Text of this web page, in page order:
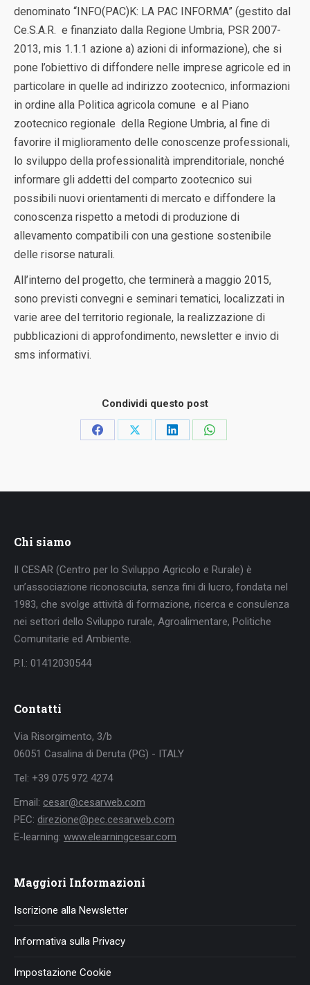
denominato “INFO(PAC)K: LA PAC INFORMA” (gestito dal
Ce.S.A.R. e finanziato dalla Regione Umbria, PSR 2007-
2013, mis 1.1.1 azione a) azioni di informazione), che si
pone l’obiettivo di diffondere nelle imprese agricole ed in
particolare in quelle ad indirizzo zootecnico, informazioni
in ordine alla Politica agricola comune e al Piano
zootecnico regionale della Regione Umbria, al fine di
favorire il miglioramento delle conoscenze professionali,
lo sviluppo della professionalità imprenditoriale, nonché
informare gli addetti del comparto zootecnico sui
possibili nuovi orientamenti di mercato e diffondere la
conoscenza rispetto a metodi di produzione di
allevamento compatibili con una gestione sostenibile
delle risorse naturali.
All’interno del progetto, che terminerà a maggio 2015,
sono previsti convegni e seminari tematici, localizzati in
varie aree del territorio regionale, la realizzazione di
pubblicazioni di approfondimento, newsletter e invio di
sms informativi.
Condividi questo post
CondividiCondividiCondividiCondividi
Chi siamo
Il CESAR (Centro per lo Sviluppo Agricolo e Rurale) è
un’associazione riconosciuta, senza fini di lucro, fondata nel
1983, che svolge attività di formazione, ricerca e consulenza
nei settori dello Sviluppo rurale, Agroalimentare, Politiche
Comunitarie ed Ambiente.
P.I.: 01412030544
Contatti
Via Risorgimento, 3/b
06051 Casalina di Deruta (PG) - ITALY
Tel: +39 075 972 4274
Email: cesar@cesarweb.com
PEC: direzione@pec.cesarweb.com
E-learning: www.elearningcesar.com
Maggiori Informazioni
Iscrizione alla Newsletter
Informativa sulla Privacy
Impostazione Cookie